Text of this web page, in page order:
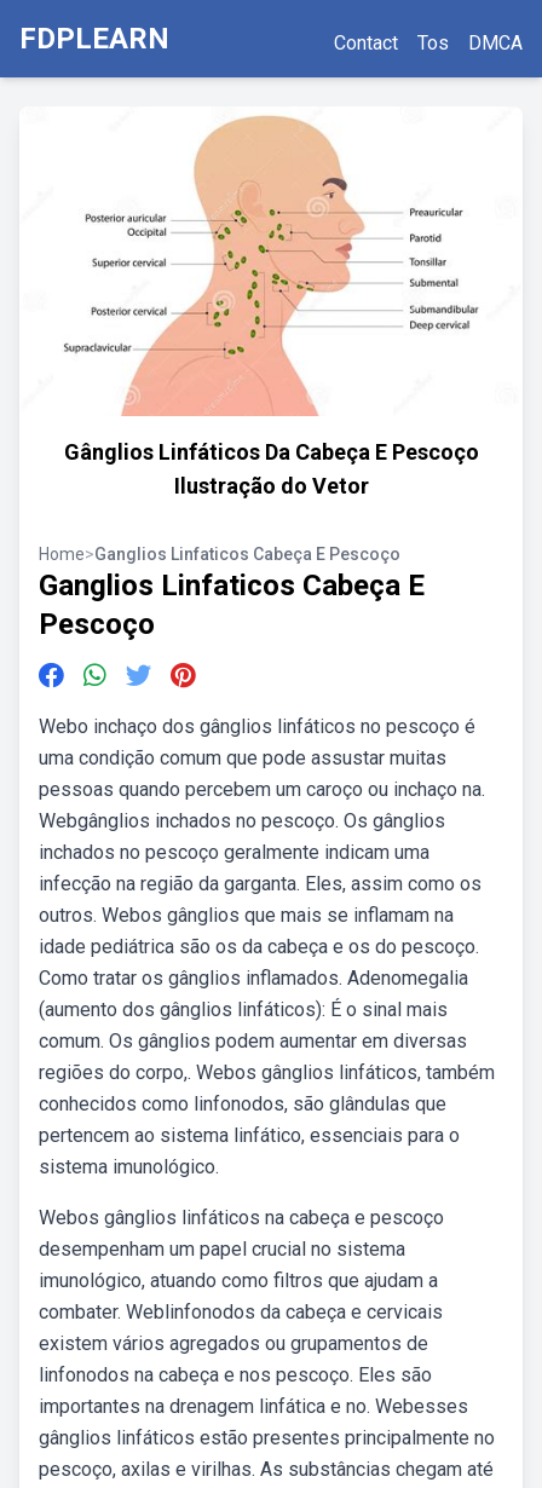
FDPLEARN Contact Tos DMCA
Gânglios Linfáticos Da Cabeça E Pescoço
Ilustração do Vetor
Home>Ganglios Linfaticos Cabeça E Pescoço
Ganglios Linfaticos Cabeça E
Pescoço
Webo inchaço dos gânglios linfáticos no pescoço é
uma condição comum que pode assustar muitas
pessoas quando percebem um caroço ou inchaço na.
Webgânglios inchados no pescoço. Os gânglios
inchados no pescoço geralmente indicam uma
infecção na região da garganta. Eles, assim como os
outros. Webos gânglios que mais se inflamam na
idade pediátrica são os da cabeça e os do pescoço.
Como tratar os gânglios inflamados. Adenomegalia
(aumento dos gânglios linfáticos): É o sinal mais
comum. Os gânglios podem aumentar em diversas
regiões do corpo,. Webos gânglios linfáticos, também
conhecidos como linfonodos, são glândulas que
pertencem ao sistema linfático, essenciais para o
sistema imunológico.
Webos gânglios linfáticos na cabeça e pescoço
desempenham um papel crucial no sistema
imunológico, atuando como filtros que ajudam a
combater. Weblinfonodos da cabeça e cervicais
existem vários agregados ou grupamentos de
linfonodos na cabeça e nos pescoço. Eles são
importantes na drenagem linfática e no. Webesses
gânglios linfáticos estão presentes principalmente no
pescoço, axilas e virilhas. As substâncias chegam até